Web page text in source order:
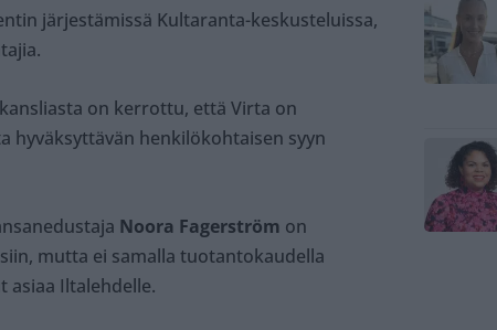
järjestämissä Kultaranta-keskusteluissa,
on kerrottu, että Virta on
hyväksyttävän henkilökohtaisen syyn
Noora Fagerström on
mutta ei samalla tuotantokaudella
asiaa Iltalehdelle.